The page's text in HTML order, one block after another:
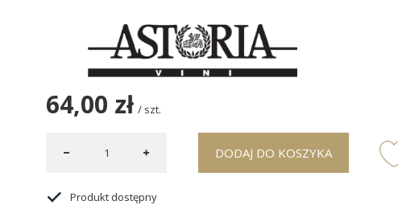
64,00 zł / szt.
DODAJ DO KOSZYKA
Produkt dostępny